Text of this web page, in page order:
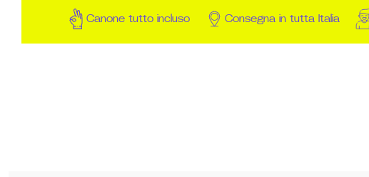
Canone tutto incluso Consegna in tutta Italia